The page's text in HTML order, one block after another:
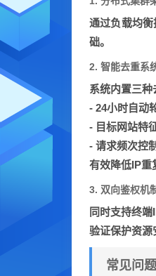
通过负载均
础。
2. 智能去重系
系统内置三种
- 24小时自动
- 目标网站特
- 请求频次控
有效降低IP重
3. 双向鉴权机
同时支持终端
验证保护资源
常见问